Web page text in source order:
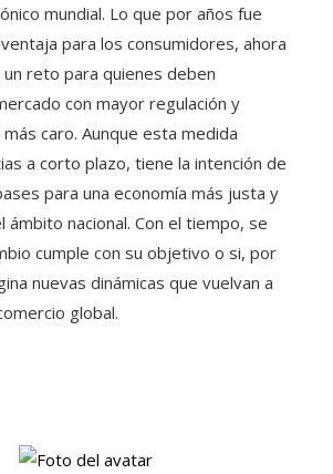
mundial. Lo que por años fue
para los consumidores, ahora
reto para quienes deben
con mayor regulación y
caro. Aunque esta medida
a corto plazo, tiene la intención de
para una economía más justa y
ámbito nacional. Con el tiempo, se
cumple con su objetivo o si, por
nuevas dinámicas que vuelvan a
global.